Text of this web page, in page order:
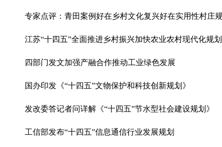
专家点评：青田案例好在乡村文化复兴好在实用性村庄
江苏“十四五”全面推进乡村振兴加快农业农村现代化规
四部门发文加强产融合作推动工业绿色发展
国办印发《“十四五”文物保护和科技创新规划》
发改委答记者问详解《“十四五”节水型社会建设规划》
工信部发布“十四五”信息通信行业发展规划